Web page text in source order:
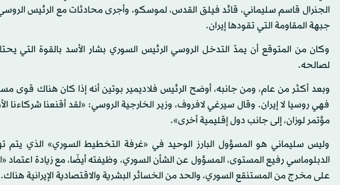
الجنرال قاسم سليماني، قائد فيلق القدس، لموسكو، وأجرى محادثات مع الرئيس الروسي
جبهة المقاومة التي تقودها إيران.
وكان من المتوقع أن يمدّ التدخل الروسي الرئيس السوري بشار الأسد بالقوة التي
لصالحه.
وبعد أكثر من عام، ومن جانبه، أوضح الرئيس فلاديمير بوتين أنه إذا كان هناك قوى
فهي روسيا لا إيران. وقال سيرغي لافروف، وزير الخارجية الروسي: «لقد أقنعنا شركاءنا
مؤتمر لوزان، إلى جانب دول إقليمية أخرى».
وليس سليماني هو المسؤول البارز الوحيد في «غرفة التخطيط السوري» الذي يتم
الدبلوماسي رفيع المستوى، المسؤول عن الشأن السوري، وظيفته أيضًا، مع زيادة
على مخرج من المستنقع السوري، والحد من الخسائر البشرية والاقتصادية الإيرانية هناك.